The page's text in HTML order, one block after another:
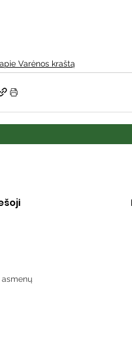
Varėnos kraštą